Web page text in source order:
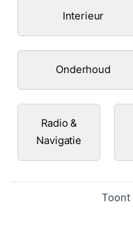
Interieur
Onderhoud
Radio &
Navigatie
Toont